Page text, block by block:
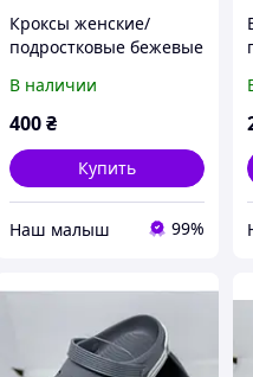
Кроксы женские/
подростковые бежевые
размер.
В наличии
400 ₴
Купить
‏Наш малыш 99%